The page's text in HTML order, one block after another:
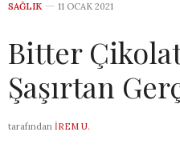
SAĞLIK 11 OCAK 2021
Bitter
Şaşırtan
tarafından İREM U.